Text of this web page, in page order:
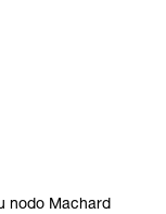
nodo Machard